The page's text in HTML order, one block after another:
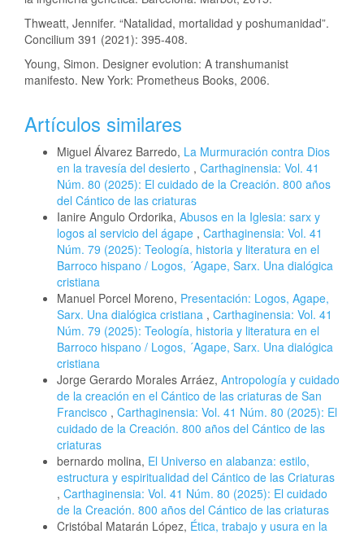
Thweatt, Jennifer. “Natalidad, mortalidad y poshumanidad”.
Concilium 391 (2021): 395-408.
Young, Simon. Designer evolution: A transhumanist
manifesto. New York: Prometheus Books, 2006.
Artículos similares
Miguel Álvarez Barredo, La Murmuración contra Dios
en la travesía del desierto , Carthaginensia: Vol. 41
Núm. 80 (2025): El cuidado de la Creación. 800 años
del Cántico de las criaturas
Ianire Angulo Ordorika, Abusos en la Iglesia: sarx y
logos al servicio del ágape , Carthaginensia: Vol. 41
Núm. 79 (2025): Teología, historia y literatura en el
Barroco hispano / Logos, ´Agape, Sarx. Una dialógica
cristiana
Manuel Porcel Moreno, Presentación: Logos, Agape,
Sarx. Una dialógica cristiana , Carthaginensia: Vol. 41
Núm. 79 (2025): Teología, historia y literatura en el
Barroco hispano / Logos, ´Agape, Sarx. Una dialógica
cristiana
Jorge Gerardo Morales Arráez, Antropología y cuidado
de la creación en el Cántico de las criaturas de San
Francisco , Carthaginensia: Vol. 41 Núm. 80 (2025): El
cuidado de la Creación. 800 años del Cántico de las
criaturas
bernardo molina, El Universo en alabanza: estilo,
estructura y espiritualidad del Cántico de las Criaturas
, Carthaginensia: Vol. 41 Núm. 80 (2025): El cuidado
de la Creación. 800 años del Cántico de las criaturas
Cristóbal Matarán López, Ética, trabajo y usura en la